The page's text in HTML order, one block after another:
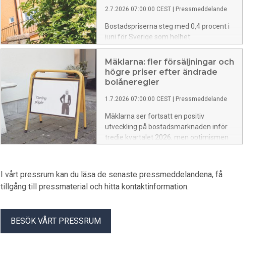
igen.
2.7.2026 07:00:00 CEST Pressmeddelande
Bostadspriserna steg med 0,4 procent i
juni för Sverige som helhet:
lägenhetspriserna med 0,6 procent och
huspriserna med 0,3 procent. Såväl
lägenhets- som huspriserna steg i fyra
av sex regioner och föll i två. Även om
var måttlig, var den stark för att vara en
Housing Price Index (HPI).
Mäklarna: fler försäljningar och
högre priser efter ändrade
bolåneregler
1.7.2026 07:00:00 CEST Pressmeddelande
Mäklarna ser fortsatt en positiv
utveckling på bostadsmarknaden inför
tredje kvartalet 2026, men optimismen
som efterfrågan har fallit, men från
höga nivåer. Inför det andra kvartalet var
stämningen ovanligt positiv eftersom
uppger en majoritet av mäklarna att
– det säljs fler bostäder och till högre
I vårt pressrum kan du läsa de senaste pressmeddelandena, få
tillgång till pressmaterial och hitta kontaktinformation.
BESÖK VÅRT PRESSRUM